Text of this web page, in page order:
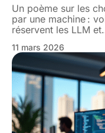
Un poème sur les
par une machine :
réservent les LLM et
11 mars 2026